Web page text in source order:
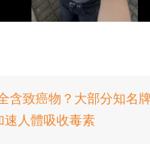
影
含致癌物？大部分知名
速人體吸收毒素